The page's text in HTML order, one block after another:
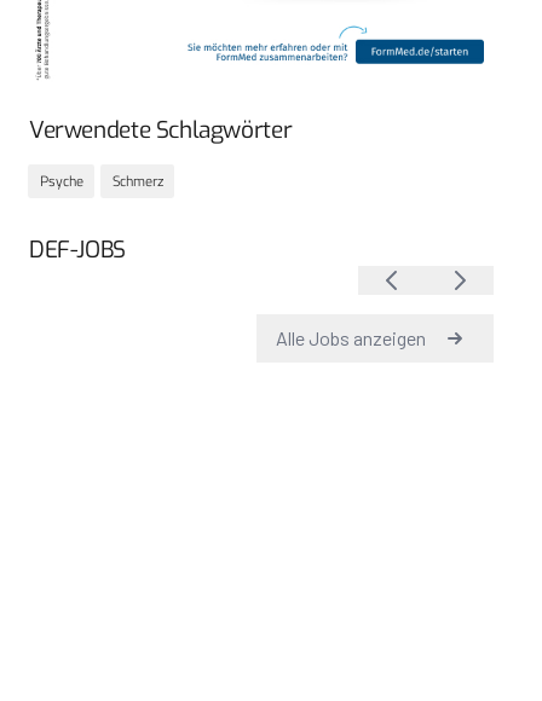
Verwendete Schlagwörter
Psyche Schmerz
DEF-JOBS